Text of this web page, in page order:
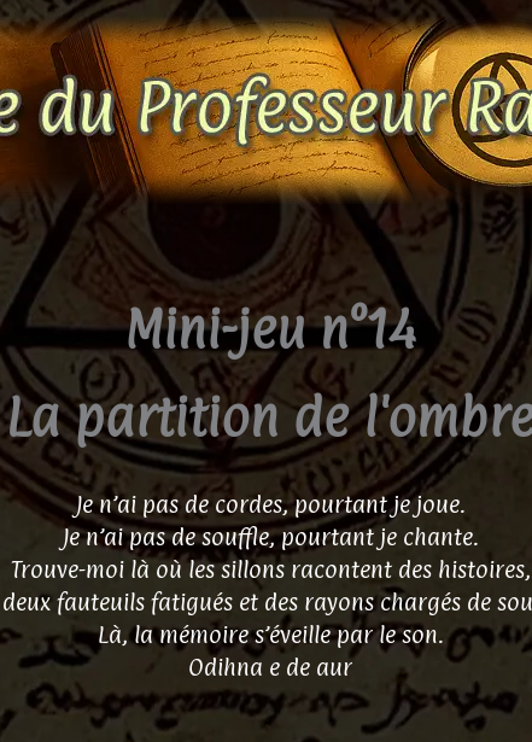
Mini-jeu n°14
La partition de
Je n’ai pas de cordes, pourtant je joue.
Je n’ai pas de souffle, pourtant je chante.
Trouve-moi là où les sillons racontent des histoires,
fauteuils fatigués et des rayons chargés de
Là, la mémoire s’éveille par le son.
Odihna e de aur